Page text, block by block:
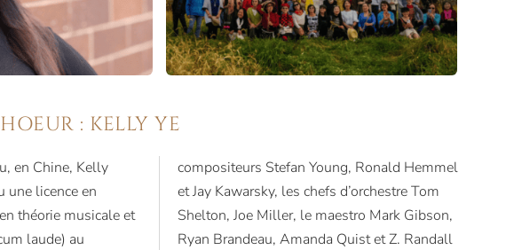
: KELLY YE
en Chine, Kelly
une licence en
théorie musicale et
laude) au
Ronald Hemmel
d’orchestre Tom
Mark Gibson,
et Z. Randall